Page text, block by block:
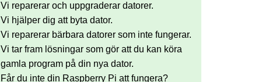
Vi reparerar och uppgraderar datorer.
Vi hjälper dig att byta dator.
Vi reparerar bärbara datorer som inte fungerar.
Vi tar fram lösningar som gör att du kan köra
gamla program på din nya dator.
Får du inte din Raspberry Pi att fungera?